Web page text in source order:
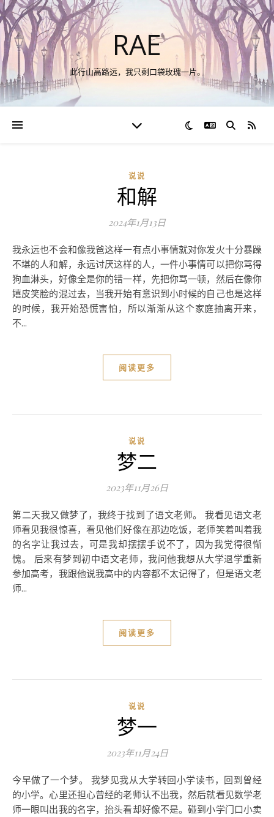
RAE
此行山高路远，我只剩口袋玫瑰一片。
切换语言RSS
说说
和解
2024年1月13日
我永远也不会和像我爸这样一有点小事情就对你发火十分暴躁
不堪的人和解，永远讨厌这样的人，一件小事情可以把你骂得
狗血淋头，好像全是你的错一样，先把你骂一顿，然后在像你
嬉皮笑脸的混过去，当我开始有意识到小时候的自己也是这样
的时候，我开始恐慌害怕，所以渐渐从这个家庭抽离开来，
不...
阅读更多
说说
梦二
2023年11月26日
第二天我又做梦了，我终于找到了语文老师。 我看见语文老
师看见我很惊喜，看见他们好像在那边吃饭，老师笑着叫着我
的名字让我过去，可是我却摆摆手说不了，因为我觉得很惭
愧。 后来有梦到初中语文老师，我问他我想从大学退学重新
参加高考，我跟他说我高中的内容都不太记得了，但是语文老
师...
阅读更多
说说
梦一
2023年11月24日
今早做了一个梦。 我梦见我从大学转回小学读书，回到曾经
的小学。心里还担心曾经的老师认不出我，然后就看见数学老
师一眼叫出我的名字，抬头看却好像不是。碰到小学门口小卖